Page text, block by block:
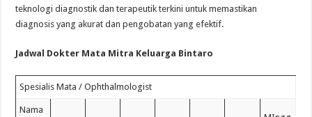
teknologi diagnostik dan terapeutik terkini untuk memastikan
diagnosis yang akurat dan pengobatan yang efektif.
Jadwal Dokter Mata Mitra Keluarga Bintaro
Spesialis Mata / Ophthalmologist
Nama